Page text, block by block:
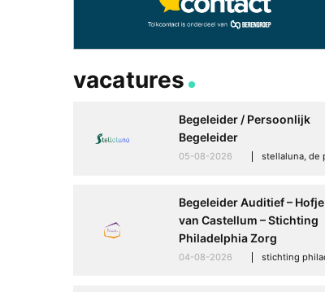
vacatures
Begeleider / Persoonlijk
Begeleider
05-08-2026
Begeleider Auditief – Hofje
van Castellum – Stichting
Philadelphia Zorg
04-08-2026